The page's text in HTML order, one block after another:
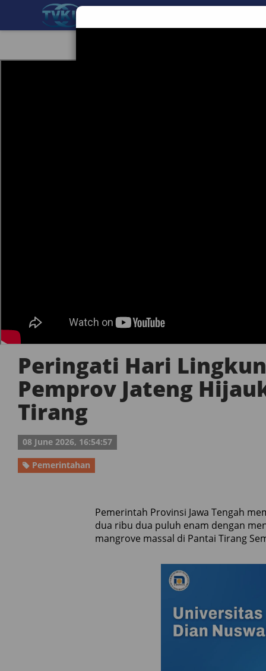
Peringati Hari
Pemprov Jateng
Tirang
08 June 2026, 16:54:57
Pemerintahan
Pemerintah Provinsi Jawa Tengah
dua ribu dua puluh enam dengan
mangrove massal di Pantai Tirang